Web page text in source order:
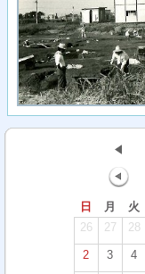
日 月 火
26
27 28
2 3 4